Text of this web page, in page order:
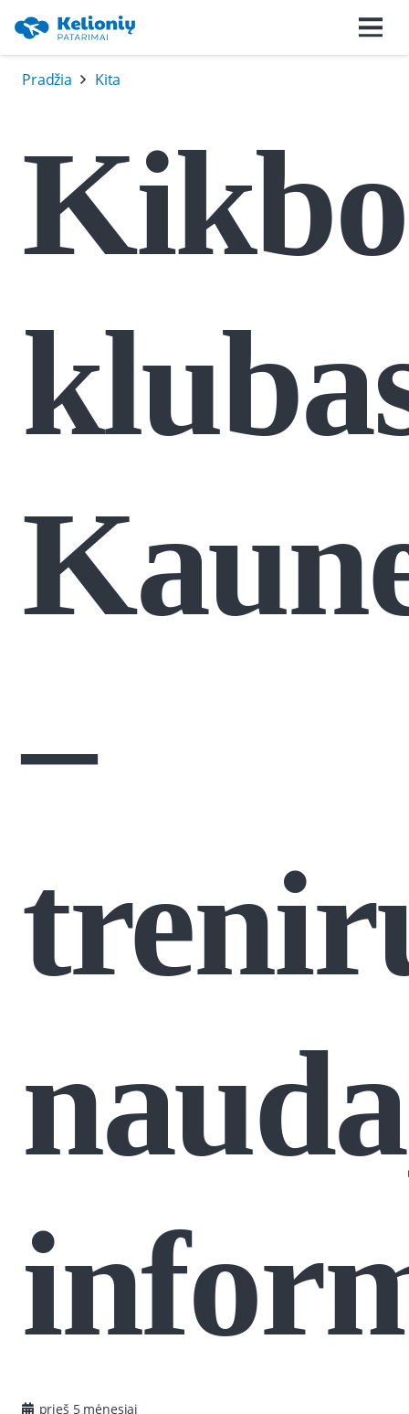
Pradžia Kita
–
prieš 5 mėnesiai